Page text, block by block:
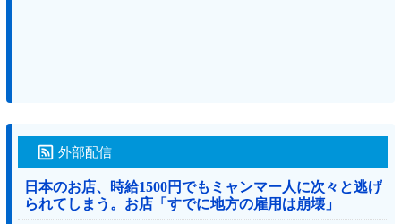
外部配信
日本のお店、時給1500円でもミャンマー人に次々と逃げ
られてしまう。お店「すでに地方の雇用は崩壊」